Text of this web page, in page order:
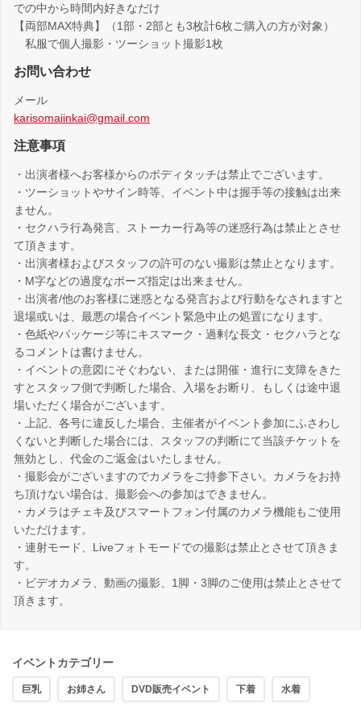
での中から時間内好きなだけ
【両部MAX特典】（1部・2部とも3枚計6枚ご購入の方が対象）
私服で個人撮影・ツーショット撮影1枚
お問い合わせ
メール
karisomaiinkai@gmail.com
注意事項
・出演者様へお客様からのボディタッチは禁止でございます。
・ツーショットやサイン時等、イベント中は握手等の接触は出来
ません。
・セクハラ行為発言、ストーカー行為等の迷惑行為は禁止とさせ
て頂きます。
・出演者様およびスタッフの許可のない撮影は禁止となります。
・M字などの過度なポーズ指定は出来ません。
・出演者/他のお客様に迷惑となる発言および行動をなされますと
退場或いは、最悪の場合イベント緊急中止の処置になります。
・色紙やパッケージ等にキスマーク・過剰な長文・セクハラとな
るコメントは書けません。
・イベントの意図にそぐわない、または開催・進行に支障をきた
すとスタッフ側で判断した場合、入場をお断り、もしくは途中退
場いただく場合がございます。
・上記、各号に違反した場合、主催者がイベント参加にふさわし
くないと判断した場合には、スタッフの判断にて当該チケットを
無効とし、代金のご返金はいたしません。
・撮影会がございますのでカメラをご持参下さい。カメラをお持
ち頂けない場合は、撮影会への参加はできません。
・カメラはチェキ及びスマートフォン付属のカメラ機能もご使用
いただけます。
・連射モード、Liveフォトモードでの撮影は禁止とさせて頂きま
す。
・ビデオカメラ、動画の撮影、1脚・3脚のご使用は禁止とさせて
頂きます。
イベントカテゴリー
巨乳 お姉さん DVD販売イベント 下着 水着